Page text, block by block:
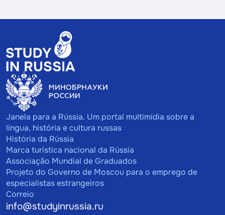
Janela para a Rússia. Um portal multimídia sobre a
língua, história e cultura russas
História da Rússia
Marca turística nacional da Rússia
Associação Mundial de Graduados
Projeto do Governo de Moscou para o emprego de
especialistas estrangeiros
Correio
info@studyinrussia.ru